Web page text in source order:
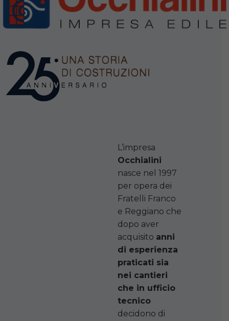
L’impresa
Occhialini
nasce nel 1997
per opera dei
Fratelli Franco
e Reggiano che
dopo aver
acquisito anni
di esperienza
praticati sia
nei cantieri
che in ufficio
tecnico
decidono di